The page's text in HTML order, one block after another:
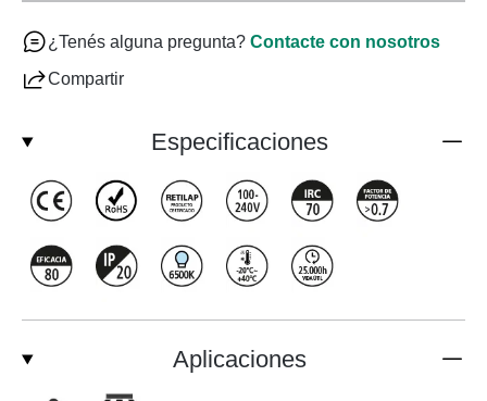
¿Tenés alguna pregunta? Contacte con nosotros
Compartir
Especificaciones
Aplicaciones